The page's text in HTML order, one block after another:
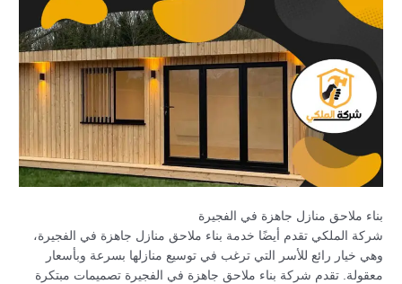
بناء ملاحق منازل جاهزة في الفجيرة
شركة الملكي تقدم أيضًا خدمة بناء ملاحق منازل جاهزة في الفجيرة،
وهي خيار رائع للأسر التي ترغب في توسيع منازلها بسرعة وبأسعار
معقولة. تقدم شركة بناء ملاحق جاهزة في الفجيرة تصميمات مبتكرة